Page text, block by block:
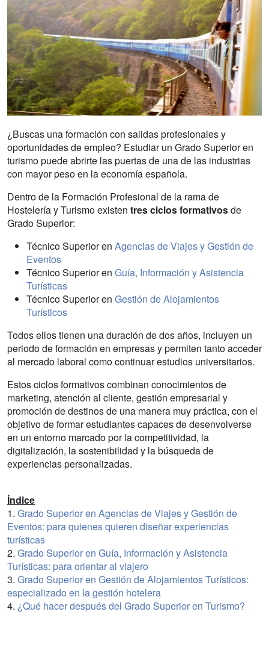
¿Buscas una formación con salidas profesionales y
oportunidades de empleo? Estudiar un Grado Superior en
turismo puede abrirte las puertas de una de las industrias
con mayor peso en la economía española.
Dentro de la Formación Profesional de la rama de
Hostelería y Turismo existen tres ciclos formativosde
Grado Superior:
Técnico Superior en Agencias de Viajes y Gestión de
Eventos
Técnico Superior en Guía, Información y Asistencia
Turísticas
Técnico Superior en Gestión de Alojamientos
Turísticos
Todos ellos tienen una duración de dos años, incluyen un
periodo de formación en empresas y permiten tanto acceder
al mercado laboral como continuar estudios universitarios.
Estos ciclos formativos combinan conocimientos de
marketing, atención al cliente, gestión empresarial y
promoción de destinos de una manera muy práctica, con el
objetivo de formar estudiantes capaces de desenvolverse
en un entorno marcado por la competitividad, la
digitalización, la sostenibilidad y la búsqueda de
experiencias personalizadas.
Índice
1. Grado Superior en Agencias de Viajes y Gestión de
Eventos: para quienes quieren diseñar experiencias
turísticas
2. Grado Superior en Guía, Información y Asistencia
Turísticas: para orientar al viajero
3. Grado Superior en Gestión de Alojamientos Turísticos:
especializado en la gestión hotelera
4. ¿Qué hacer después del Grado Superior en Turismo?